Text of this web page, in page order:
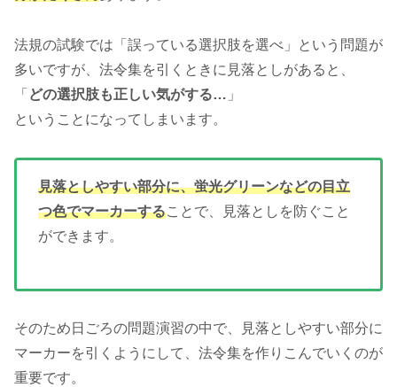
法規の試験では「誤っている選択肢を選べ」という問題が
多いですが、法令集を引くときに見落としがあると、
「 どの選択肢も正しい気がする… 」
ということになってしまいます。
見落としやすい部分に、蛍光グリーンなどの目立
つ色でマーカーすることで、見落としを防ぐこと
ができます。
そのため日ごろの問題演習の中で、見落としやすい部分に
マーカーを引くようにして、法令集を作りこんでいくのが
重要です。